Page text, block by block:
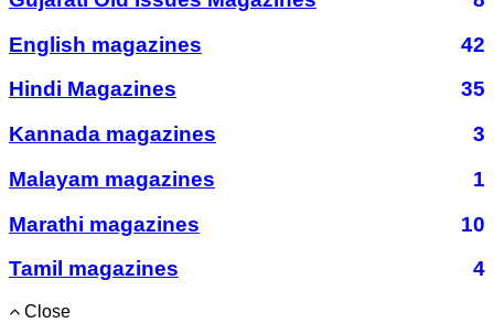
English magazines
42
Hindi Magazines
35
Kannada magazines
3
Malayam magazines
1
Marathi magazines
10
Tamil magazines
4
Close